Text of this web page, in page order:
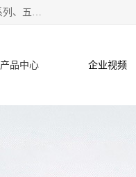
本公司坐落于中国广东省东莞市,长期批发供应铜合金，铝合金，锌合金，镁合金，私营独资企业，铜镍合金、不锈钢系列、五金冲压材料、进口金属材料、钨钢、高速钢、白钢刀、铝系列材料、铝镁合金、锰钢片等，启越是一家经国家相关部门批准注册的企业。公司以雄厚的实力、合理的厂家、优良的服务与多家企业建立了长期的合作关系。欢迎前来参观、考察、洽谈业务。 金属材料...,欢迎惠顾！
产品中心 企业视频